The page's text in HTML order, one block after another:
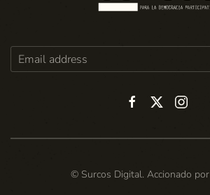
© Surcos Digital. Accionado por